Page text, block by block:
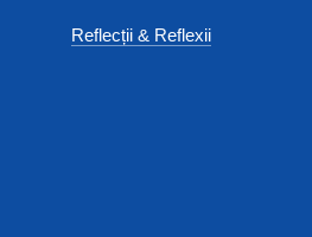
Reflecții & Reflexii